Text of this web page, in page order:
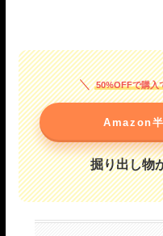
50%OFFで購入
Amazon半
掘り出し物